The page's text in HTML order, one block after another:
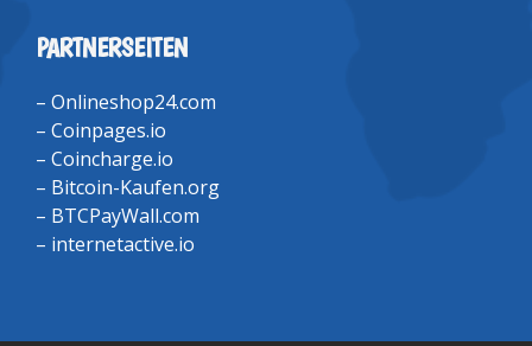
PARTNERSEITEN
– Onlineshop24.com
– Coinpages.io
– Coincharge.io
– Bitcoin-Kaufen.org
– BTCPayWall.com
– internetactive.io